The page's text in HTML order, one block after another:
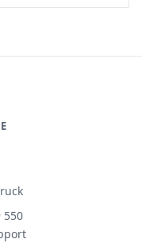
550